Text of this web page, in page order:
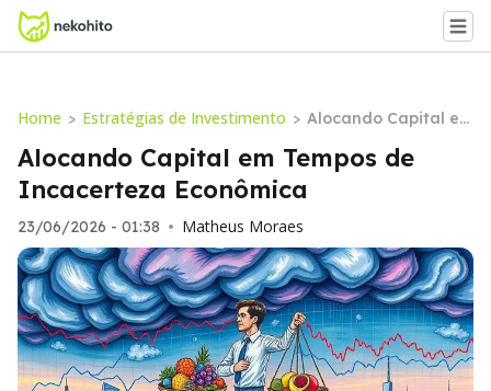
Home > Estratégias de Investimento > Alocando Capital e
m Tempos de Incac
erteza Econômica
Alocando Capital em Tempos de
Incacerteza Econômica
23/06/2026 - 01:38 • Matheus Moraes